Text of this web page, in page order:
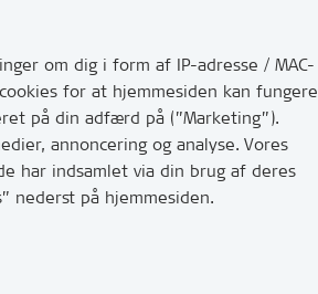
om dig i form af IP-adresse / MAC-
for at hjemmesiden kan fungere
på din adfærd på (”Marketing”).
annoncering og analyse. Vores
har indsamlet via din brug af deres
nederst på hjemmesiden.